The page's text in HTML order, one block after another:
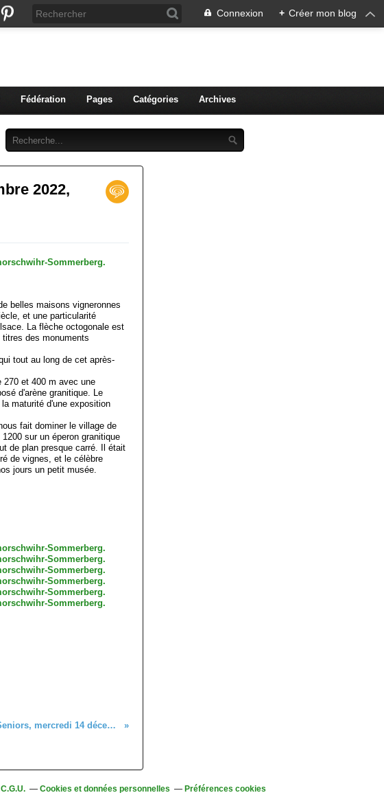
Connexion + Créer mon blog
Fédération Pages Catégories Archives
2022,
belles maisons vigneronnes
et une particularité
La flèche octogonale est
des monuments
tout au long de cet après-
270 et 400 m avec une
d'arène granitique. Le
maturité d'une exposition
fait dominer le village de
sur un éperon granitique
de plan presque carré. Il était
de vignes, et le célèbre
jours un petit musée.
Sorties Seniors, mercredi 14 décembre 2022, la St. Nicolas.
C.G.U. Cookies et données personnelles Préférences cookies